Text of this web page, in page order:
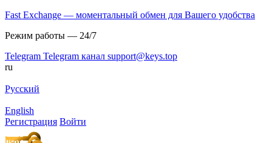
Fast Exchange — моментальный обмен для Вашего удобства
Режим работы — 24/7
Telegram Telegram канал support@keys.top
ru
Русский
English
Регистрация Войти